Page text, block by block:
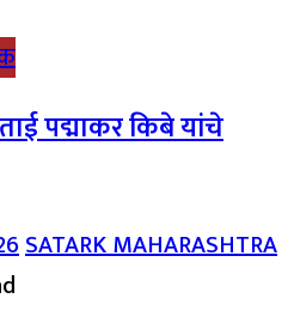
पद्माकर किबे यांचे
SATARK MAHARASHTRA